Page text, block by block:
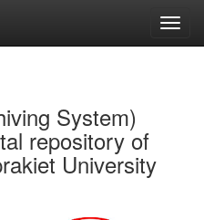
System)
repository of
University